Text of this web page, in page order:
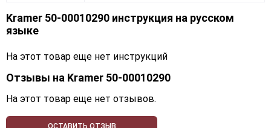
Kramer 50-00010290 инструкция на русском
языке
На этот товар еще нет инструкций
Отзывы на Kramer 50-00010290
На этот товар еще нет отзывов.